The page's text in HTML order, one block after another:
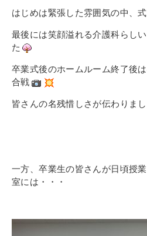
はじめは緊張した雰囲気の中、
最後には笑顔溢れる介護科らし
た
卒業式後のホームルーム終了後
合戦
皆さんの名残惜しさが伝わりま
一方、卒業生の皆さんが日頃授
室には・・・